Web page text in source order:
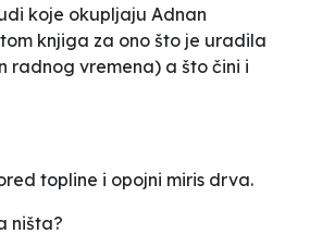
koje okupljaju Adnan
knjiga za ono što je uradila
radnog vremena) a što čini i
topline i opojni miris drva.
ništa?